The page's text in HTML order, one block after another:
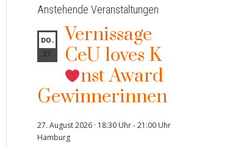
Anstehende Veranstaltungen
DO.
27
Vernissage
CeU loves K
nst Award
Gewinnerinnen
27. August 2026 · 18:30 Uhr-21:00 Uhr
Hamburg